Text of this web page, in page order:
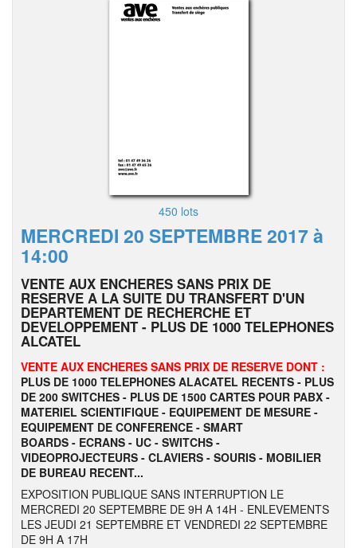
450 lots
MERCREDI 20 SEPTEMBRE 2017 à
14:00
VENTE AUX ENCHERES SANS PRIX DE
RESERVE A LA SUITE DU TRANSFERT D'UN
DEPARTEMENT DE RECHERCHE ET
DEVELOPPEMENT - PLUS DE 1000 TELEPHONES
ALCATEL
VENTE AUX ENCHERES SANS PRIX DE RESERVE DONT :
PLUS DE 1000 TELEPHONES ALACATEL RECENTS - PLUS
DE 200 SWITCHES - PLUS DE 1500 CARTES POUR PABX -
MATERIEL SCIENTIFIQUE - EQUIPEMENT DE MESURE -
EQUIPEMENT DE CONFERENCE - SMART
BOARDS - ECRANS - UC - SWITCHS -
VIDEOPROJECTEURS - CLAVIERS - SOURIS - MOBILIER
DE BUREAU RECENT...
EXPOSITION PUBLIQUE SANS INTERRUPTION LE
MERCREDI 20 SEPTEMBRE DE 9H A 14H - ENLEVEMENTS
LES JEUDI 21 SEPTEMBRE ET VENDREDI 22 SEPTEMBRE
DE 9H A 17H